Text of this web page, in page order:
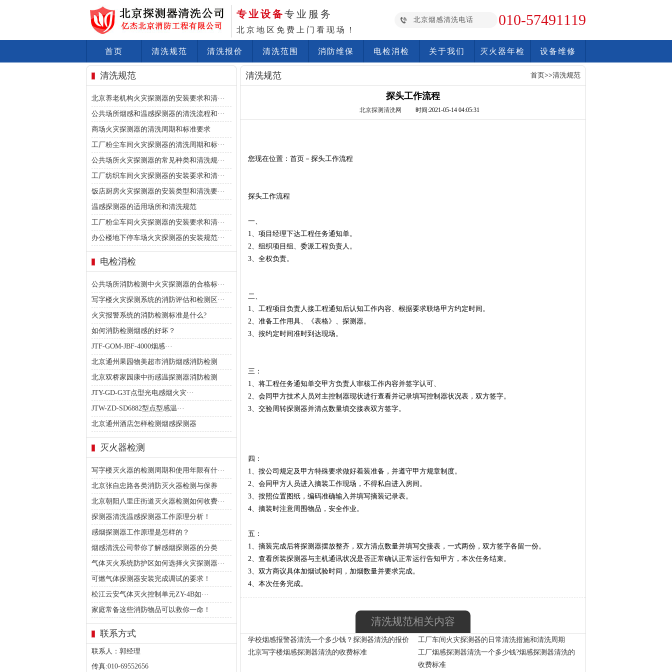
专业设备专业服务
北京地区免费上门看现场！
北京烟感清洗电话 010-57491119
首页 清洗规范 清洗报价 清洗范围 消防维保 电检消检 关于我们 灭火器年检 设备维修
清洗规范
北京养老机构火灾探测器的安装要求和清···
公共场所烟感和温感探测器的清洗流程和···
商场火灾探测器的清洗周期和标准要求
工厂粉尘车间火灾探测器的清洗周期和标···
公共场所火灾探测器的常见种类和清洗规···
工厂纺织车间火灾探测器的安装要求和清···
饭店厨房火灾探测器的安装类型和清洗要···
温感探测器的适用场所和清洗规范
工厂粉尘车间火灾探测器的安装要求和清···
办公楼地下停车场火灾探测器的安装规范···
电检消检
公共场所消防检测中火灾探测器的合格标···
写字楼火灾探测系统的消防评估和检测区···
火灾报警系统的消防检测标准是什么?
如何消防检测烟感的好坏？
JTF-GOM-JBF-4000烟感···
北京通州果园物美超市消防烟感消防检测
北京双桥家园康中街感温探测器消防检测
JTY-GD-G3T点型光电感烟火灾···
JTW-ZD-SD6882型点型感温···
北京通州酒店怎样检测烟感探测器
灭火器检测
写字楼灭火器的检测周期和使用年限有什···
北京张自忠路各类消防灭火器检测与保养
北京朝阳八里庄街道灭火器检测如何收费···
探测器清洗温感探测器工作原理分析！
感烟探测器工作原理是怎样的？
烟感清洗公司带你了解感烟探测器的分类
气体灭火系统防护区如何选择火灾探测器···
可燃气体探测器安装完成调试的要求！
松江云安气体灭火控制单元ZY-4B如···
家庭常备这些消防物品可以救你一命！
联系方式
联系人：郭经理
传真:010-69552656
清洗规范 首页>>清洗规范
探头工作流程
北京探测清洗网 时间:2021-05-14 04:05:31
您现在位置：首页－ 探头工作流程
探头工作流程
一、
1、项目经理下达工程任务通知单。
2、组织项目组、委派工程负责人。
3、全权负责。
二、
1、工程项目负责人接工程通知后认知工作内容、根据要求联络甲方约定时间。
2、准备工作用具、《表格》、探测器。
3、按约定时间准时到达现场。
三：
1、将工程任务通知单交甲方负责人审核工作内容并签字认可、
2、会同甲方技术人员对主控制器现状进行查看并记录填写控制器状况表，双方签字。
3、交验周转探测器并清点数量填交接表双方签字。
四：
1、按公司规定及甲方特殊要求做好着装准备，并遵守甲方规章制度。
2、会同甲方人员进入摘装工作现场，不得私自进入房间。
3、按照位置图纸，编码准确输入并填写摘装记录表。
4、摘装时注意周围物品，安全作业。
五：
1、摘装完成后将探测器摆放整齐，双方清点数量并填写交接表，一式两份，双方签字各留一份。
2、查看所装探测器与主机通讯状况是否正常确认正常运行告知甲方，本次任务结束。
3、双方商议具体加烟试验时间，加烟数量并要求完成。
4、本次任务完成。
清洗规范相关内容
学校烟感报警器清洗一个多少钱？探测器清洗的报价
工厂车间火灾探测器的日常清洗措施和清洗周期
北京写字楼烟感探测器清洗的收费标准
工厂烟感探测器清洗一个多少钱?烟感探测器清洗的
收费标准